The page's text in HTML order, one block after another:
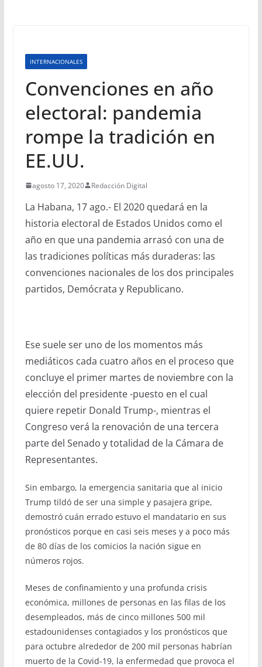
INTERNACIONALES
Convenciones en año
electoral: pandemia
rompe la tradición en
EE.UU.
agosto 17, 2020 Redacción Digital
La Habana, 17 ago.- El 2020 quedará en la
historia electoral de Estados Unidos como el
año en que una pandemia arrasó con una de
las tradiciones políticas más duraderas: las
convenciones nacionales de los dos principales
partidos, Demócrata y Republicano.
Ese suele ser uno de los momentos más
mediáticos cada cuatro años en el proceso que
concluye el primer martes de noviembre con la
elección del presidente -puesto en el cual
quiere repetir Donald Trump-, mientras el
Congreso verá la renovación de una tercera
parte del Senado y totalidad de la Cámara de
Representantes.
Sin embargo, la emergencia sanitaria que al inicio
Trump tildó de ser una simple y pasajera gripe,
demostró cuán errado estuvo el mandatario en sus
pronósticos porque en casi seis meses y a poco más
de 80 días de los comicios la nación sigue en
números rojos.
Meses de confinamiento y una profunda crisis
económica, millones de personas en las filas de los
desempleados, más de cinco millones 500 mil
estadounidenses contagiados y los pronósticos que
para octubre alrededor de 200 mil personas habrían
muerto de la Covid-19, la enfermedad que provoca el